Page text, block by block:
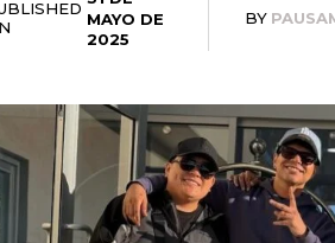
MAYO DE
2025
BY